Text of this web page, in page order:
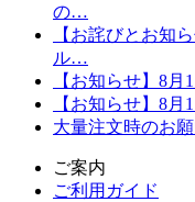
の…
【お詫びとお知
ル…
【お知らせ】8
【お知らせ】8
大量注文時のお
ご案内
ご利用ガイド